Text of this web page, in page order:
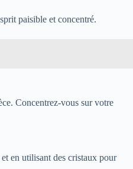
paisible et concentré.
Concentrez-vous sur votre
en utilisant des cristaux pour